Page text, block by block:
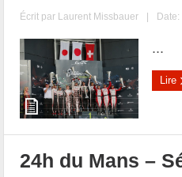
Écrit par Laurent Missbauer |
...
Lire
24h du Mans –